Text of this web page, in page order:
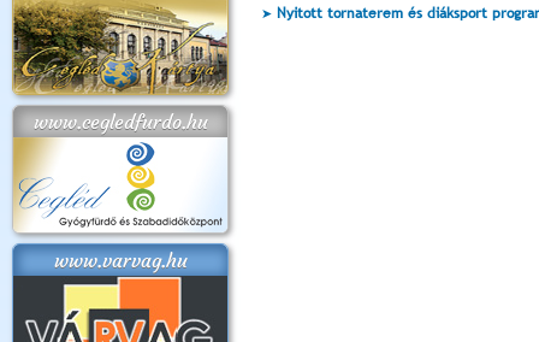
www.cegledfurdo.hu
www.varvag.hu
Nyitott tornaterem és diáksport